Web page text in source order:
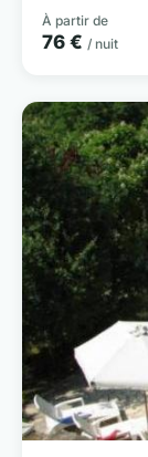
À partir de
76 € / nuit